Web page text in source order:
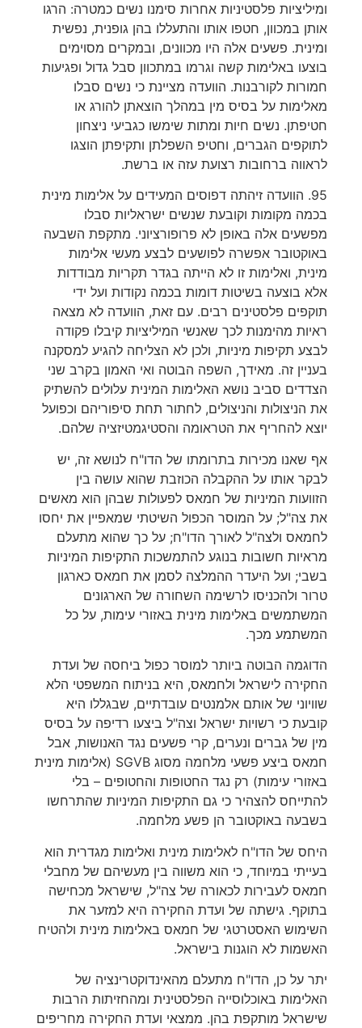
ומיליציות פלסטיניות אחרות סימנו נשים כמטרה: הרגו
אותן במכוון, חטפו אותו והתעללו בהן גופנית, נפשית
ומינית. פשעים אלה היו מכוונים, ובמקרים מסוימים
בוצעו באלימות קשה וגרמו במתכוון סבל גדול ופגיעות
חמורות לקורבנות. הוועדה מציינת כי נשים סבלו
מאלימות על בסיס מין במהלך הוצאתן להורג או
חטיפתן. נשים חיות ומתות שימשו כגביעי ניצחון
לתוקפים הגברים, וחטיפ השפלתן ותקיפתן הוצגו
לראווה ברחובות רצועת עזה או ברשת.
95. הוועדה זיהתה דפוסים המעידים על אלימות מינית
בכמה מקומות וקובעת שנשים ישראליות סבלו
מפשעים אלה באופן לא פרופורציוני. מתקפת השבעה
באוקטובר אפשרה לפושעים לבצע מעשי אלימות
מינית, ואלימות זו לא הייתה בגדר תקריות מבודדות
אלא בוצעה בשיטות דומות בכמה נקודות ועל ידי
תוקפים פלסטינים רבים. עם זאת, הוועדה לא מצאה
ראיות מהימנות לכך שאנשי המיליציות קיבלו פקודה
לבצע תקיפות מיניות, ולכן לא הצליחה להגיע למסקנה
בעניין זה. מאידך, השפה הבוטה ואי האמון בקרב שני
הצדדים סביב נושא האלימות המינית עלולים להשתיק
את הניצולות והניצולים, לחתור תחת סיפוריהם וכפועל
יוצא להחריף את הטראומה והסטיגמטיזציה שלהם.
אף שאנו מכירות בתרומתו של הדו"ח לנושא זה, יש
לבקר אותו על ההקבלה הכוזבת שהוא עושה בין
הזוועות המיניות של חמאס לפעולות שבהן הוא מאשים
את צה"ל; על המוסר הכפול השיטתי שמאפיין את יחסו
לחמאס ולצה"ל לאורך הדו"ח; על כך שהוא מתעלם
מראיות חשובות בנוגע להתמשכות התקיפות המיניות
בשבי; ועל היעדר ההמלצה לסמן את חמאס כארגון
טרור ולהכניסו לרשימה השחורה של הארגונים
המשתמשים באלימות מינית באזורי עימות, על כל
המשתמע מכך.
הדוגמה הבוטה ביותר למוסר כפול ביחסה של ועדת
החקירה לישראל ולחמאס, היא בניתוח המשפטי הלא
שוויוני של אותם אלמנטים עובדתיים, שבגללו היא
קובעת כי רשויות ישראל וצה"ל ביצעו רדיפה על בסיס
מין של גברים ונערים, קרי פשעים נגד האנושות, אבל
חמאס ביצע פשעי מלחמה מסוג SGVB (אלימות מינית
באזורי עימות) רק נגד החטופות והחטופים – בלי
להתייחס להצהיר כי גם התקיפות המיניות שהתרחשו
בשבעה באוקטובר הן פשע מלחמה.
היחס של הדו"ח לאלימות מינית ואלימות מגדרית הוא
בעייתי במיוחד, כי הוא משווה בין מעשיהם של מחבלי
חמאס לעבירות לכאורה של צה"ל, שישראל מכחישה
בתוקף. גישתה של ועדת החקירה היא למזער את
השימוש האסטרטגי של חמאס באלימות מינית ולהטיח
האשמות לא הוגנות בישראל.
יתר על כן, הדו"ח מתעלם מהאינדוקטרינציה של
האלימות באוכלוסייה הפלסטינית ומהחזיתות הרבות
שישראל מותקפת בהן. ממצאי ועדת החקירה מחריפים